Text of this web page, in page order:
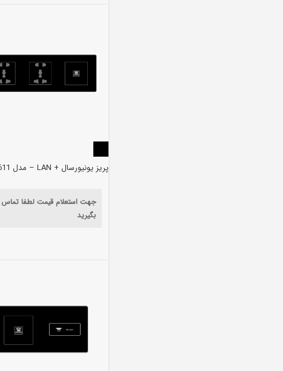
پریز یونیورسال + LAN – مدل HP3611
جهت استعلام قیمت لطفا تماس
بگیرید